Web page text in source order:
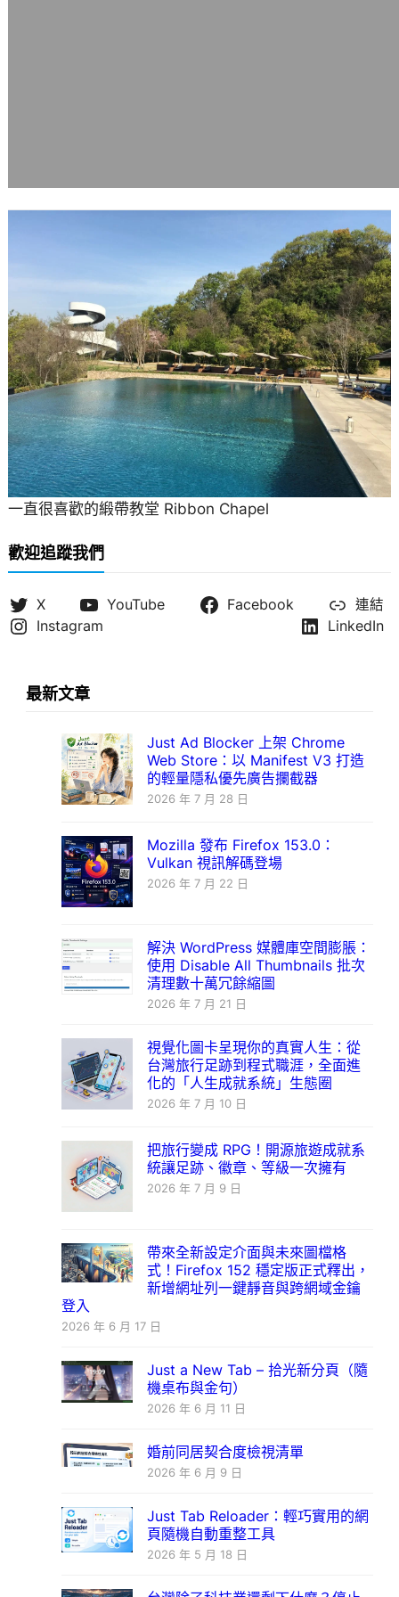
一直很喜歡的緞帶教堂 Ribbon Chapel
歡迎追蹤我們
X YouTube Facebook
連結
Instagram
LinkedIn
最新文章
Just Ad Blocker 上架 Chrome
Web Store：以 Manifest V3 打造
的輕量隱私優先廣告攔截器
2026 年 7 月 28 日
Mozilla 發布 Firefox 153.0：
Vulkan 視訊解碼登場
2026 年 7 月 22 日
解決 WordPress 媒體庫空間膨脹：
使用 Disable All Thumbnails 批次
清理數十萬冗餘縮圖
2026 年 7 月 21 日
視覺化圖卡呈現你的真實人生：從
台灣旅行足跡到程式職涯，全面進
化的「人生成就系統」生態圈
2026 年 7 月 10 日
把旅行變成 RPG！開源旅遊成就系
統讓足跡、徽章、等級一次擁有
2026 年 7 月 9 日
帶來全新設定介面與未來圖檔格
式！Firefox 152 穩定版正式釋出，
新增網址列一鍵靜音與跨網域金鑰
登入
2026 年 6 月 17 日
Just a New Tab – 拾光新分頁（隨
機桌布與金句）
2026 年 6 月 11 日
婚前同居契合度檢視清單
2026 年 6 月 9 日
Just Tab Reloader：輕巧實用的網
頁隨機自動重整工具
2026 年 5 月 18 日